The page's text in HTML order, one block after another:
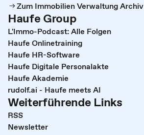
Zum Immobilien Verwaltung Archiv
Haufe Group
L'Immo-Podcast: Alle Folgen
Haufe Onlinetraining
Haufe HR-Software
Haufe Digitale Personalakte
Haufe Akademie
rudolf.ai - Haufe meets AI
Weiterführende Links
RSS
Newsletter